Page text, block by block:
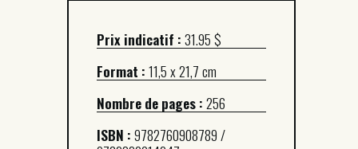
Prix indicatif :31.95 $
Format :11,5 x 21,7 cm
Nombre de pages :256
ISBN :9782760908789 /